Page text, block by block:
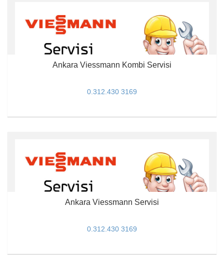
Ankara Viessmann Kombi Servisi
0.312.430 3169
Ankara Viessmann Servisi
0.312.430 3169